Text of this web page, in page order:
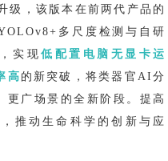
级，该版本在前两代产品的
多尺度检测与自研
实现 低配置电脑无显卡运
高 的新突破，将类器官 AI分
更广场景的全新阶段。提高
推动生命科学的创新与应